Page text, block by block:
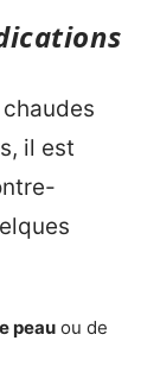
il est
peau ou de